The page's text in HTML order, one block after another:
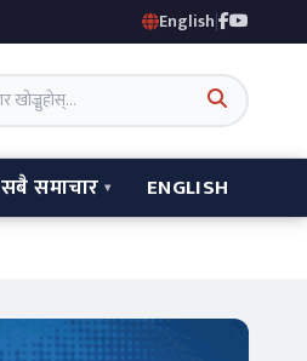
English|
सबै समाचार ENGLISH